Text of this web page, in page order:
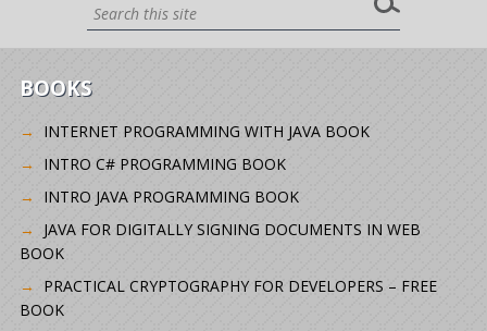
BOOKS
INTERNET PROGRAMMING WITH JAVA BOOK
INTRO C# PROGRAMMING BOOK
INTRO JAVA PROGRAMMING BOOK
JAVA FOR DIGITALLY SIGNING DOCUMENTS IN WEB
BOOK
PRACTICAL CRYPTOGRAPHY FOR DEVELOPERS – FREE
BOOK